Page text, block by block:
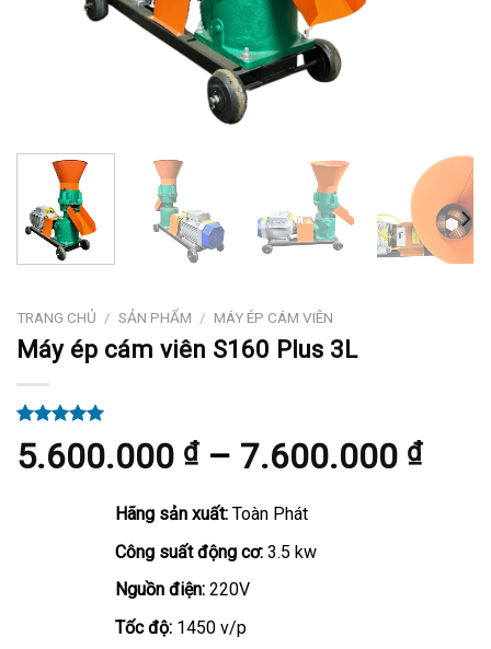
TRANG CHỦ / SẢN PHẨM / MÁY ÉP CÁM VIÊN
Máy ép cám viên S160 Plus 3L
5.00
trên 5
dựa trên
2
đánh giá
5.600.000 ₫ – 7.600.000 ₫
Hãng sản xuất:Toàn Phát
Công suất động cơ:3.5 kw
Nguồn điện:220V
Tốc độ:1450 v/p